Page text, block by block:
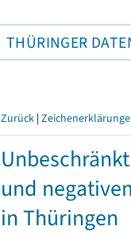
THÜRINGER
Zurück |
und
in Thüringen